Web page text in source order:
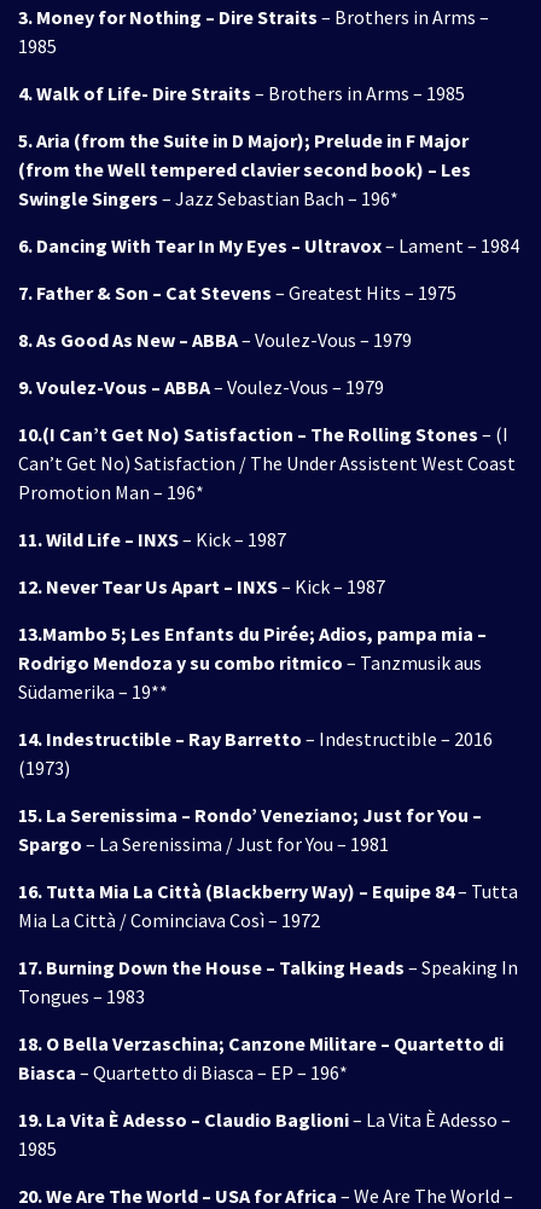
3. Money for Nothing – Dire Straits – Brothers in Arms –
1985
4. Walk of Life- Dire Straits – Brothers in Arms – 1985
5. Aria (from the Suite in D Major); Prelude in F Major
(from the Well tempered clavier second book) – Les
Swingle Singers – Jazz Sebastian Bach – 196*
6. Dancing With Tear In My Eyes – Ultravox– Lament – 1984
7. Father & Son – Cat Stevens – Greatest Hits – 1975
8. As Good As New – ABBA– Voulez-Vous – 1979
9. Voulez-Vous – ABBA– Voulez-Vous – 1979
10.(I Can’t Get No) Satisfaction – The Rolling Stones – (I
Can’t Get No) Satisfaction / The Under Assistent West Coast
Promotion Man – 196*
11. Wild Life – INXS– Kick – 1987
12. Never Tear Us Apart – INXS– Kick – 1987
13.Mambo 5; Les Enfants du Pirée; Adios, pampa mia –
Rodrigo Mendoza y su combo ritmico – Tanzmusik aus
Südamerika – 19**
14. Indestructible – Ray Barretto – Indestructible – 2016
(1973)
15. La Serenissima – Rondo’ Veneziano; Just for You –
Spargo – La Serenissima / Just for You – 1981
16. Tutta Mia La Città (Blackberry Way) – Equipe 84– Tutta
Mia La Città / Cominciava Così – 1972
17. Burning Down the House – Talking Heads – Speaking In
Tongues – 1983
18. O Bella Verzaschina; Canzone Militare – Quartetto di
Biasca – Quartetto di Biasca – EP – 196*
19. La Vita È Adesso – Claudio Baglioni– La Vita È Adesso –
1985
20. We Are The World – USA for Africa – We Are The World –